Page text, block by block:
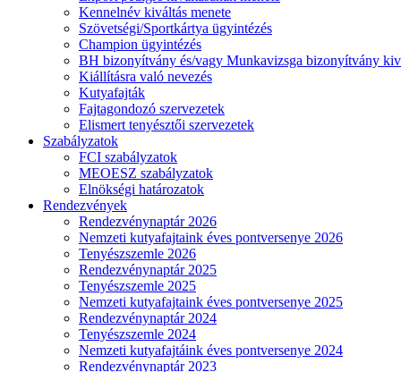
Kennelnév kiváltás menete
Szövetségi/Sportkártya ügyintézés
Champion ügyintézés
BH bizonyítvány és/vagy Munkavizsga bizonyítvány
Kiállításra való nevezés
Kutyafajták
Fajtagondozó szervezetek
Elismert tenyésztői szervezetek
Szabályzatok
FCI szabályzatok
MEOESZ szabályzatok
Elnökségi határozatok
Rendezvények
Rendezvénynaptár 2026
Nemzeti kutyafajtaink éves pontversenye 2026
Tenyészszemle 2026
Rendezvénynaptár 2025
Tenyészszemle 2025
Nemzeti kutyafajtaink éves pontversenye 2025
Rendezvénynaptár 2024
Tenyészszemle 2024
Nemzeti kutyafajtáink éves pontversenye 2024
Rendezvénynaptár 2023